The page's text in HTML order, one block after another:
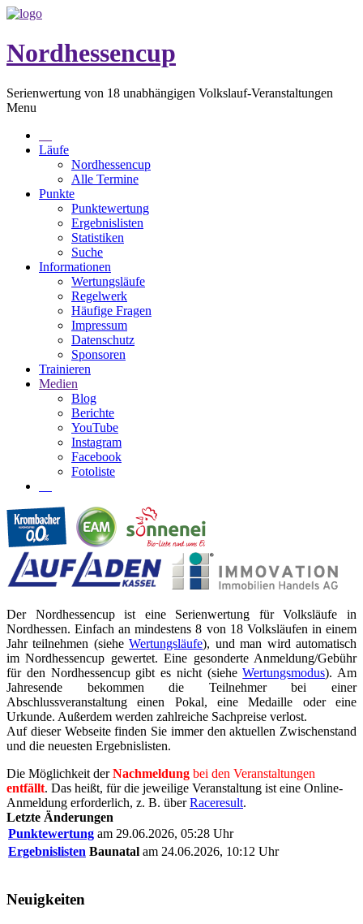
Nordhessencup
Serienwertung von 18 unabhängigen Volkslauf-Veranstaltungen
Menu
Läufe
Nordhessencup
Alle Termine
Punkte
Punktewertung
Ergebnislisten
Statistiken
Suche
Informationen
Wertungsläufe
Regelwerk
Häufige Fragen
Impressum
Datenschutz
Sponsoren
Trainieren
Medien
Blog
Berichte
YouTube
Instagram
Facebook
Fotoliste
Der Nordhessencup ist eine Serienwertung für Volksläufe in
Nordhessen. Einfach an mindestens 8 von 18 Volksläufen in einem
Jahr teilnehmen (sieheWertungsläufe), und man wird automatisch
im Nordhessencup gewertet. Eine gesonderte Anmeldung/Gebühr
für den Nordhessencup gibt es nicht (sieheWertungsmodus). Am
Jahresende bekommen die Teilnehmer bei einer
Abschlussveranstaltung einen Pokal, eine Medaille oder eine
Urkunde. Außerdem werden zahlreiche Sachpreise verlost.
Auf dieser Webseite finden Sie immer den aktuellen Zwischenstand
und die neuesten Ergebnislisten.
Die Möglichkeit derNachmeldung bei den Veranstaltungen
entfällt. Das heißt, für die jeweilige Veranstaltung ist eine Online-
Anmeldung erforderlich, z. B. überRaceresult.
Letzte Änderungen
Punktewertung am 29.06.2026, 05:28 Uhr
Ergebnislisten Baunatal am 24.06.2026, 10:12 Uhr
Neuigkeiten